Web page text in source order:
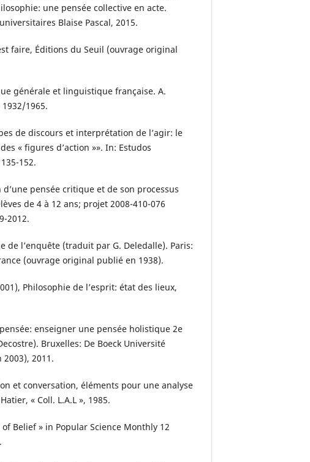
une pensée collective en acte.
Blaise Pascal, 2015.
faire, Éditions du Seuil (ouvrage original
générale et linguistique française. A.
1965.
de discours et interprétation de l’agir: le
« figures d’action »». In: Estudos
152.
d’une pensée critique et de son processus
de 4 à 12 ans; projet 2008-410-076
2012.
de l’enquête (traduit par G. Deledalle). Paris:
(ouvrage original publié en 1938).
Philosophie de l’esprit: état des lieux,
enseigner une pensée holistique 2e
Bruxelles: De Boeck Université
2011.
et conversation, éléments pour une analyse
« Coll. L.A.L », 1985.
of Belief » in Popular Science Monthly 12